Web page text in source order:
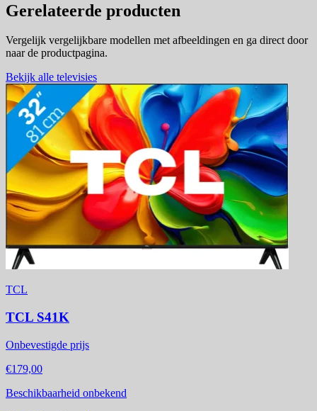
Gerelateerde producten
Vergelijk vergelijkbare modellen met afbeeldingen en ga direct door
naar de productpagina.
Bekijk alle televisies
TCL
TCL S41K
Onbevestigde prijs
€179,00
Beschikbaarheid onbekend